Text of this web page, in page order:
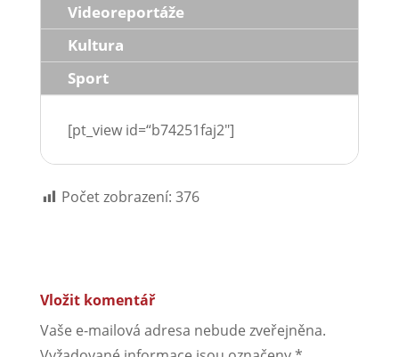
Videoreportáže
Kultura
Sport
[pt_view id=“b74251faj2″]
Počet zobrazení: 376
Vložit komentář
Vaše e-mailová adresa nebude zveřejněna.